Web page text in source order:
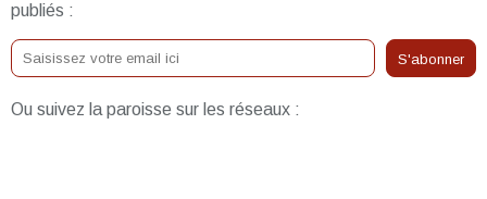
publiés :
Ou suivez la paroisse sur les réseaux :